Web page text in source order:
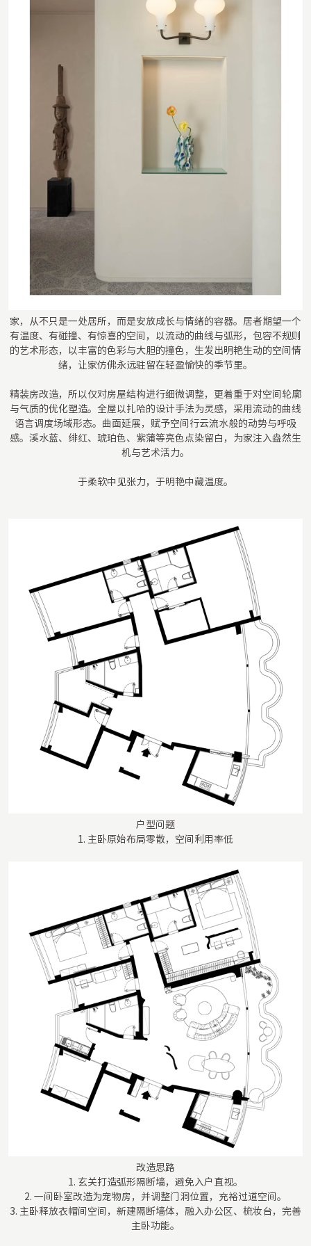
家，从不只是一处居所，而是安放成长与情绪的容器。居者期望一个
有温度、有碰撞、有惊喜的空间，以流动的曲线与弧形，包容不规则
的艺术形态，以丰富的色彩与大胆的撞色，生发出明艳生动的空间情
绪，让家仿佛永远驻留在轻盈愉快的季节里。
精装房改造，所以仅对房屋结构进行细微调整，更着重于对空间轮廓
与气质的优化塑造。全屋以扎哈的设计手法为灵感，采用流动的曲线
语言调度场域形态。曲面延展，赋予空间行云流水般的动势与呼吸
感。溪水蓝、绯红、琥珀色、紫蒲等亮色点染留白，为家注入盎然生
机与艺术活力。
于柔软中见张力，于明艳中藏温度。
户型问题
1. 主卧原始布局零散，空间利用率低
改造思路
1. 玄关打造弧形隔断墙，避免入户直视。
2. 一间卧室改造为宠物房，并调整门洞位置，充裕过道空间。
3. 主卧释放衣帽间空间，新建隔断墙体，融入办公区、梳妆台，完善
主卧功能。